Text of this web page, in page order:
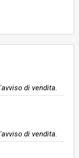
di vendita.
di vendita.